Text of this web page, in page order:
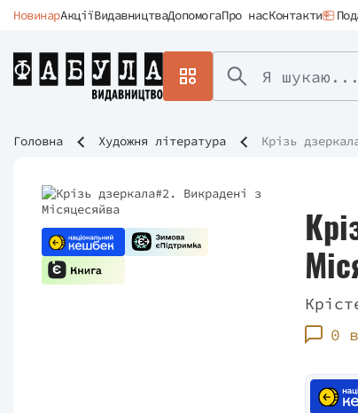
НовинарАкціїВидавництваДопомогаПро насКонтакти
Головна Художня література Крізь
0